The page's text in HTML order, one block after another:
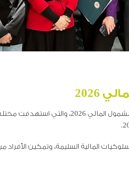
شاركت شركة فيتاس للتمويل الأصغر في أنشطة التوعية والتثقيف المالي
المالية السليمة، وتمكين